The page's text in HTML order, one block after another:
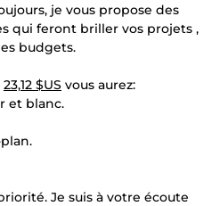
je vous propose des
qui feront briller vos projets ,
budgets.
23,12 $US vous aurez:
et blanc.
Je suis à votre écoute